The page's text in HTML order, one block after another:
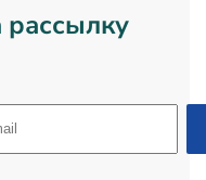
рассылку